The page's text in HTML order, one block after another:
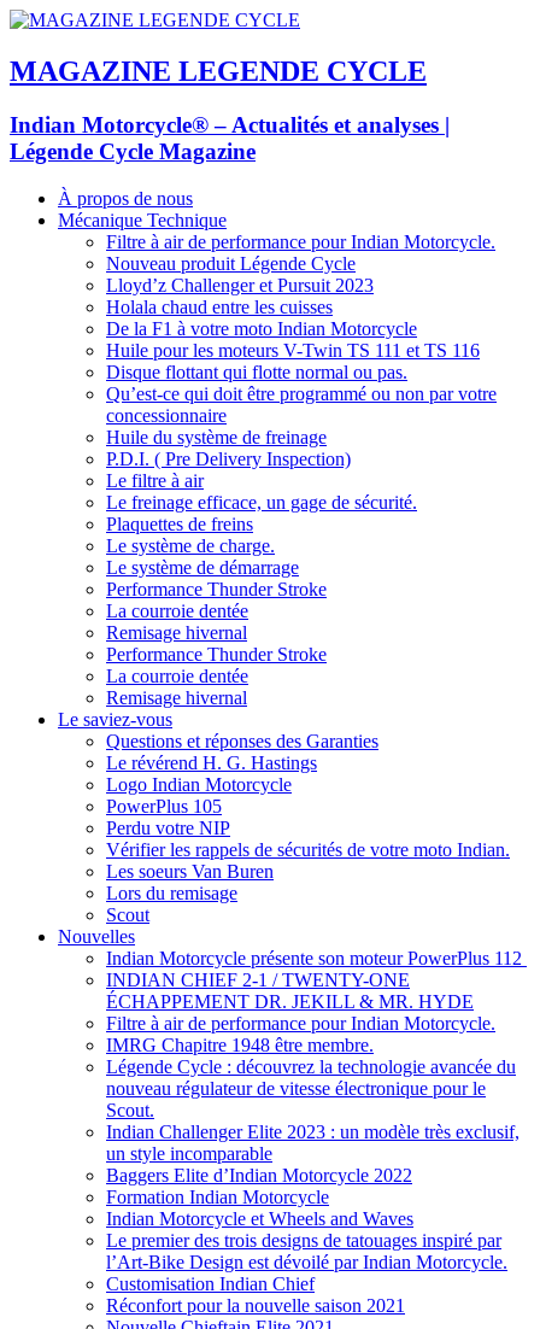
MAGAZINE LEGENDE CYCLE
Indian Motorcycle® – Actualités et analyses |
Légende Cycle Magazine
À propos de nous
Mécanique Technique
Filtre à air de performance pour Indian Motorcycle.
Nouveau produit Légende Cycle
Lloyd’z Challenger et Pursuit 2023
Holala chaud entre les cuisses
De la F1 à votre moto Indian Motorcycle
Huile pour les moteurs V-Twin TS 111 et TS 116
Disque flottant qui flotte normal ou pas.
Qu’est-ce qui doit être programmé ou non par votre
concessionnaire
Huile du système de freinage
P.D.I. ( Pre Delivery Inspection)
Le filtre à air
Le freinage efficace, un gage de sécurité.
Plaquettes de freins
Le système de charge.
Le système de démarrage
Performance Thunder Stroke
La courroie dentée
Remisage hivernal
Performance Thunder Stroke
La courroie dentée
Remisage hivernal
Le saviez-vous
Questions et réponses des Garanties
Le révérend H. G. Hastings
Logo Indian Motorcycle
PowerPlus 105
Perdu votre NIP
Vérifier les rappels de sécurités de votre moto Indian.
Les soeurs Van Buren
Lors du remisage
Scout
Nouvelles
Indian Motorcycle présente son moteur PowerPlus 112
INDIAN CHIEF 2-1 / TWENTY-ONE
ÉCHAPPEMENT DR. JEKILL & MR. HYDE
Filtre à air de performance pour Indian Motorcycle.
IMRG Chapitre 1948 être membre.
Légende Cycle : découvrez la technologie avancée du
nouveau régulateur de vitesse électronique pour le
Scout.
Indian Challenger Elite 2023 : un modèle très exclusif,
un style incomparable
Baggers Elite d’Indian Motorcycle 2022
Formation Indian Motorcycle
Indian Motorcycle et Wheels and Waves
Le premier des trois designs de tatouages inspiré par
l’Art-Bike Design est dévoilé par Indian Motorcycle.
Customisation Indian Chief
Réconfort pour la nouvelle saison 2021